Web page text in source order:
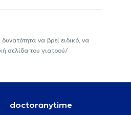
να βρεί ειδικό, να
σελίδα του γιατρού/
doctoranytime